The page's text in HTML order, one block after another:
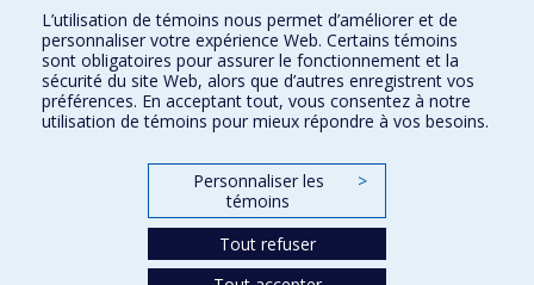
Réadaptation
Directions
DPC
CPASS
L’utilisation de témoins nous permet d’améliorer et de
personnaliser votre expérience Web. Certains témoins
sont obligatoires pour assurer le fonctionnement et la
sécurité du site Web, alors que d’autres enregistrent vos
préférences. En acceptant tout, vous consentez à notre
utilisation de témoins pour mieux répondre à vos besoins.
Personnaliser les
témoins
>
Tout refuser